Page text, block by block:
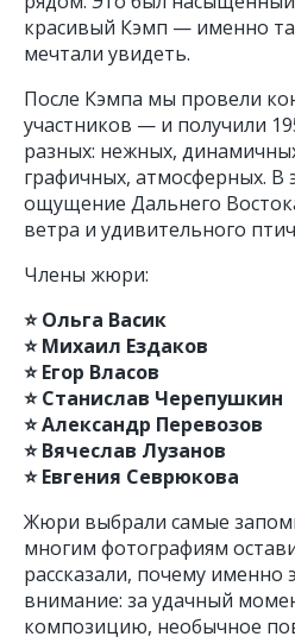
красивый Кэмп — именно
мечтали увидеть.
После Кэмпа мы провели
участников — и получили
разных: нежных,
графичных, атмосферных. В
ощущение Дальнего
ветра и удивительного
Члены жюри:
⭐️ Ольга Васик
⭐️ Михаил Ездаков
⭐️ Егор Власов
⭐️ Станислав Черепушкин
⭐️ Александр Перевозов
⭐️ Вячеслав Лузанов
⭐️ Евгения Севрюкова
Жюри выбрали самые
многим фотографиям
рассказали, почему именно
внимание: за удачный
композицию, необычное